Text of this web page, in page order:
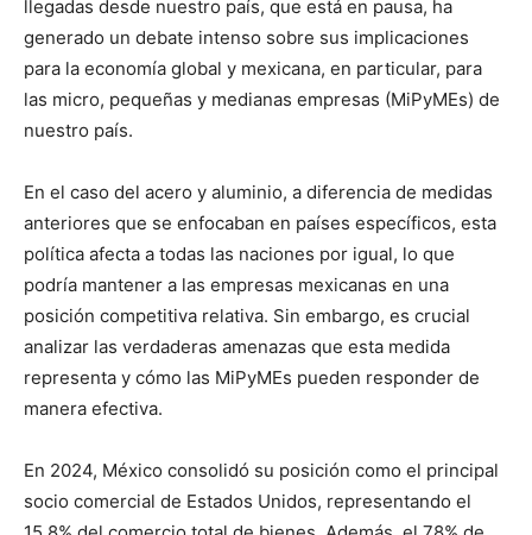
llegadas desde nuestro país, que está en pausa, ha
generado un debate intenso sobre sus implicaciones
para la economía global y mexicana, en particular, para
las micro, pequeñas y medianas empresas (MiPyMEs) de
nuestro país.
En el caso del acero y aluminio, a diferencia de medidas
anteriores que se enfocaban en países específicos, esta
política afecta a todas las naciones por igual, lo que
podría mantener a las empresas mexicanas en una
posición competitiva relativa. Sin embargo, es crucial
analizar las verdaderas amenazas que esta medida
representa y cómo las MiPyMEs pueden responder de
manera efectiva.
En 2024, México consolidó su posición como el principal
socio comercial de Estados Unidos, representando el